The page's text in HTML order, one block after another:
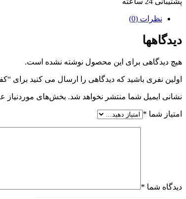
نظرات (0)
دیدگاهها
هیچ دیدگاهی برای این محصول نوشته نشده است.
اولین نفری باشید که دیدگاهی را ارسال می کنید برای
نشانی ایمیل شما منتشر نخواهد شد. بخش‌های موردنیاز
امتیاز شما *
دیدگاه شما *